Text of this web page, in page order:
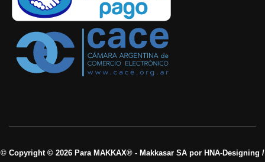
© Copyright © 2026 Para MAKKAX® - Makkasar SA por HNA-Designing /